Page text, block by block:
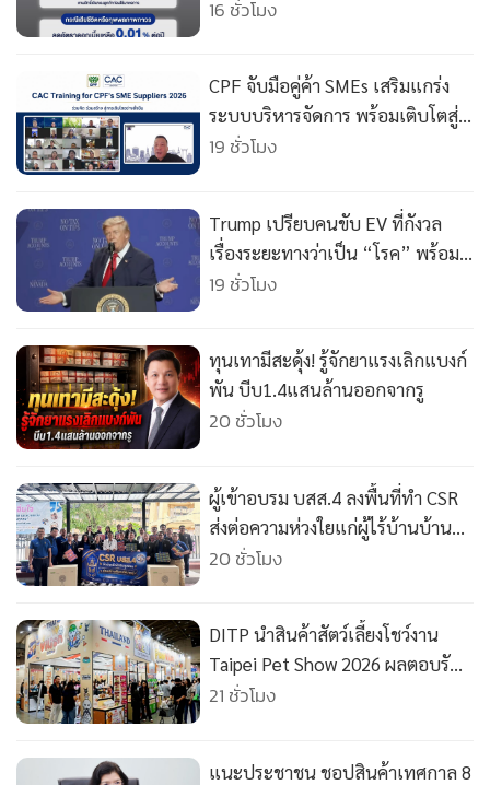
ในร.ร.นนทบุรี
16 ชั่วโมง
CPF จับมือคู่ค้า SMEs เสริมแกร่ง
ระบบบริหารจัดการ พร้อมเติบโตสู่
ตลาดโลก
19 ชั่วโมง
Trump เปรียบคนขับ EV ที่กังวล
เรื่องระยะทางว่าเป็น “โรค” พร้อม
ย้ำยุตินโยบายผลักดันรถไฟฟ้า
19 ชั่วโมง
ทุนเทามีสะดุ้ง! รู้จักยาแรงเลิกแบงก์
พัน บีบ1.4แสนล้านออกจากรู
20 ชั่วโมง
ผู้เข้าอบรม บสส.4 ลงพื้นที่ทำ CSR
ส่งต่อความห่วงใยแก่ผู้ไร้บ้านบ้าน
อิ่มใจ
20 ชั่วโมง
DITP นำสินค้าสัตว์เลี้ยงโชว์งาน
Taipei Pet Show 2026 ผลตอบรับ
สุดปัง
21 ชั่วโมง
แนะประชาชน ชอปสินค้าเทศกาล 8